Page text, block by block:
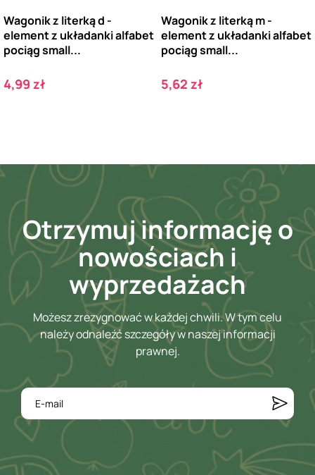
Wagonik z literką d -
element z układanki alfabet
pociąg small...
Cena
4,99 zł
Wagonik z literką m -
element z układanki alfabet
pociąg small...
Cena
5,62 zł
Otrzymuj informację o
nowościach i
wyprzedażach
Możesz zrezygnować w każdej chwili. W tym celu
należy odnaleźć szczegóły w naszej informacji
prawnej.